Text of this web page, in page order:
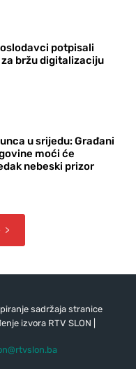
potpisali
bržu digitalizaciju
u srijedu: Građani
moći će
nebeski prizor
sadržaja stranice
izvora RTV SLON |